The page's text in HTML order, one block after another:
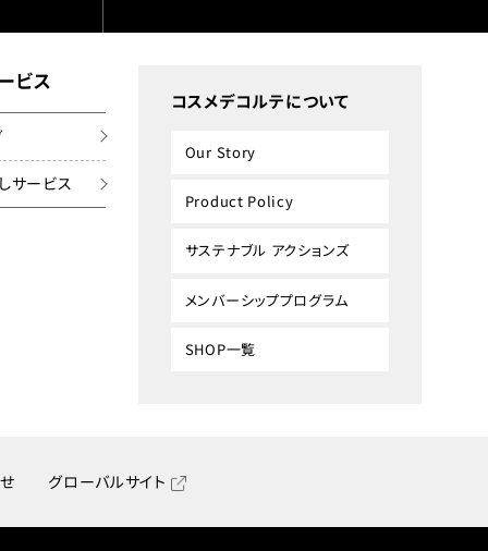
ビス
サービス
コスメデコルテについて
Our Story
Product Policy
サステナブル アクションズ
メンバーシッププログラム
SHOP一覧
グローバルサイト